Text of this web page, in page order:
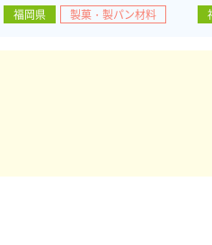
福岡県 製菓・製パン材料